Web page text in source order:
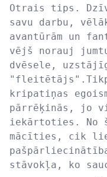
Otrais tips.
savu darbu,
avantūrām un
vējš norauj
dvēsele,
kripatiņas
pārrēķinās, jo
iekārtoties. No
mācīties, cik
stāvokļa, ko